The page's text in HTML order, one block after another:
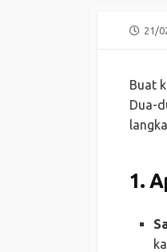
21/
Buat
Dua-
1.